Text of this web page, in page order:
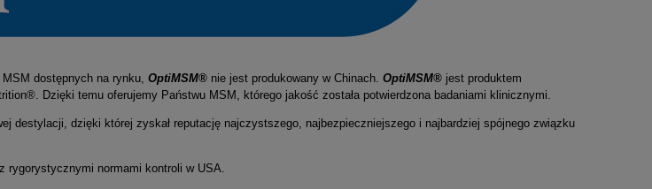
dostępnych na rynku, OptiMSM® nie jest produkowany w Chinach. OptiMSM® jest produktem
Dzięki temu oferujemy Państwu MSM, którego jakość została potwierdzona badaniami klinicznymi.
destylacji, dzięki której zyskał reputację najczystszego, najbezpieczniejszego i najbardziej spójnego związku
rygorystycznymi normami kontroli w USA.